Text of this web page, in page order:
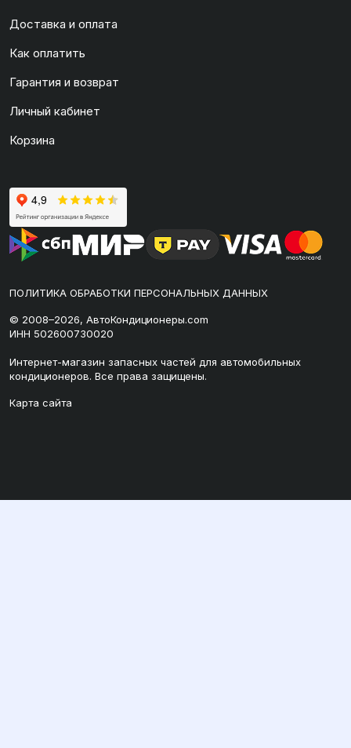
Доставка и оплата
Как оплатить
Гарантия и возврат
Личный кабинет
Корзина
ПОЛИТИКА ОБРАБОТКИ ПЕРСОНАЛЬНЫХ ДАННЫХ
© 2008–2026, АвтоКондиционеры.com
ИНН 502600730020
Интернет-магазин запасных частей для автомобильных
кондиционеров. Все права защищены.
Карта сайта